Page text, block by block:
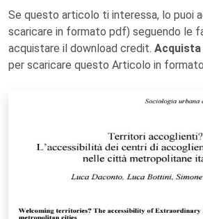
Se questo articolo ti interessa, lo puoi
scaricare in formato pdf) seguendo le
acquistare il download credit. Acquista
per scaricare questo Articolo in